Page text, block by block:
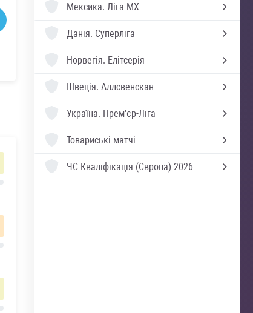
Мексика. Ліга MX
Данія. Суперліга
Норвегія. Елітсерія
Швеція. Аллсвенскан
Україна. Прем'єр-Ліга
Товариські матчі
ЧС Кваліфікація (Європа) 2026